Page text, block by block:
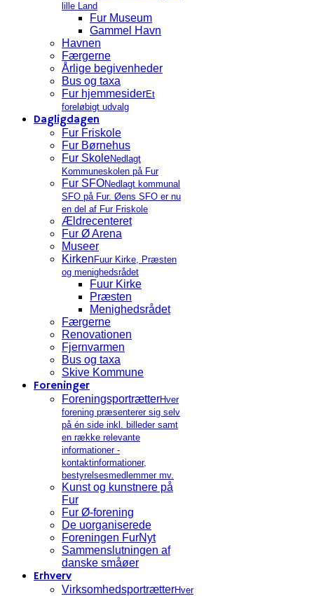
lille Land
Fur Museum
Gammel Havn
Havnen
Færgerne
Årlige begivenheder
Bus og taxa
Fur hjemmesiderEt
foreløbigt udvalg
Dagligdagen
Fur Friskole
Fur Børnehus
Fur SkoleNedlagt
Kommuneskolen på Fur
Fur SFONedlagt kommunal
SFO på Fur. Øens SFO er nu
en del af Fur Friskole
Ældrecenteret
Fur Ø Arena
Museer
Kirken Fuur Kirke, Præsten
og menighedsrådet
Fuur Kirke
Præsten
Menighedsrådet
Færgerne
Renovationen
Fjernvarmen
Bus og taxa
Skive Kommune
Foreninger
ForeningsportrætterHver
forening præsenterer sig selv
på én side inkl. billeder samt
en række relevante
informationer -
kontaktinformationer,
bestyrelsesmedlemmer mv.
Kunst og kunstnere på
Fur
Fur Ø-forening
De uorganiserede
Foreningen FurNyt
Sammenslutningen af
danske småøer
Erhverv
VirksomhedsportrætterHver